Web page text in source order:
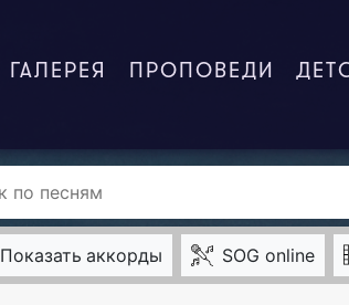
ГАЛЕРЕЯ ПРОПОВЕДИ
Показать аккорды SOG online